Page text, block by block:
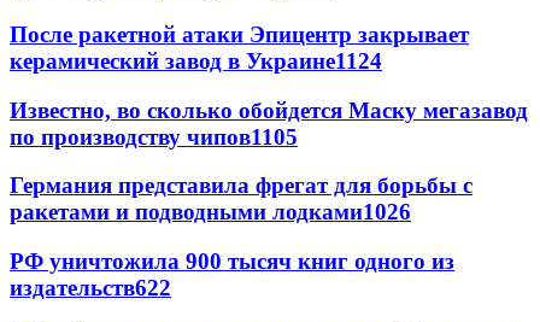
После ракетной атаки Эпицентр закрывает
керамический завод в Украине1124
Известно, во сколько обойдется Маску мегазавод
по производству чипов1105
Германия представила фрегат для борьбы с
ракетами и подводными лодками1026
РФ уничтожила 900 тысяч книг одного из
издательств622